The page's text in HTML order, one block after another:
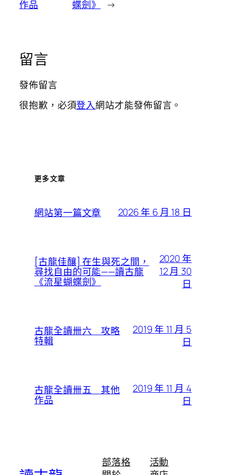
作品
蝶劍》
→
留言
發佈留言
很抱歉，必須登入網站才能發佈留言。
更多文章
網站第一篇文章 2026 年 6 月 18 日
[古龍佳釀] 在生與死之間，
尋找自由的可能——讀古龍
《流星蝴蝶劍》
2020 年
12 月 30
日
古龍全讀卌六 攻略
特輯
2019 年 11 月 5
日
古龍全讀卌五 其他
作品
2019 年 11 月 4
日
部落格
活動